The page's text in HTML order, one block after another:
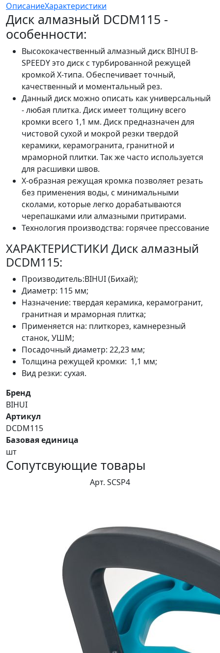
ОписаниеХарактеристики
Диск алмазный DCDM115 -
особенности:
Высококачественный алмазный диск BIHUI B-
SPEEDY это диск с турбированной режущей
кромкой Х-типа. Обеспечивает точный,
качественный и моментальный рез.
Данный диск можно описать как универсальный
- любая плитка. Диск имеет толщину всего
кромки всего 1,1 мм. Диск предназначен для
чистовой сухой и мокрой резки твердой
керамики, керамогранита, гранитной и
мраморной плитки. Так же часто используется
для расшивки швов.
Х-образная режущая кромка позволяет резать
без применения воды, с минимальными
сколами, которые легко дорабатываются
черепашками или алмазными притирами.
Технология производства: горячее прессование
ХАРАКТЕРИСТИКИ Диск алмазный
DCDM115:
Производитель:BIHUI (Бихай);
Диаметр: 115 мм;
Назначение: твердая керамика, керамогранит,
гранитная и мраморная плитка;
Применяется на: плиткорез, камнерезный
станок, УШМ;
Посадочный диаметр: 22,23 мм;
Толщина режущей кромки: 1,1 мм;
Вид резки: сухая.
Бренд
BIHUI
Артикул
DCDM115
Базовая единица
шт
Сопутсвующие товары
Арт. SCSP4